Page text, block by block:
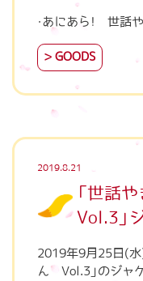
GOODS
2019.8.21
「世話
Vol.3」
2019年9月25日(水
ん Vol.3」のジャ